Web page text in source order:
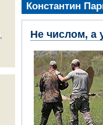
Константин
Не числом, а